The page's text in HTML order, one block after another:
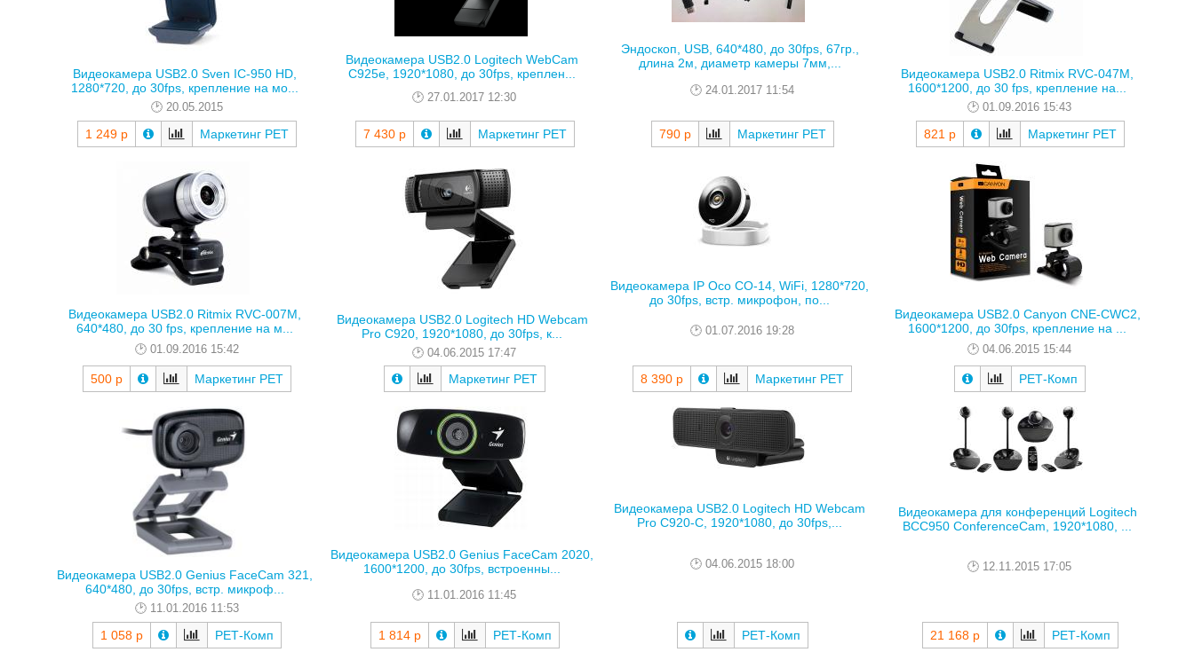
Видеокамера USB2.0 Sven IC-950 HD,
1280*720, до 30fps, крепление на мо...
20.05.2015
1 249 р Маркетинг РЕТ
Видеокамера USB2.0 Logitech WebCam
C925e, 1920*1080, до 30fps, креплен...
27.01.2017 12:30
7 430 р Маркетинг РЕТ
Эндоскоп, USB, 640*480, до 30fps, 67гр.,
длина 2м, диаметр камеры 7мм,...
24.01.2017 11:54
790 р Маркетинг РЕТ
Видеокамера USB2.0 Ritmix RVC-047M,
1600*1200, до 30 fps, крепление на...
01.09.2016 15:43
821 р Маркетинг РЕТ
Видеокамера USB2.0 Ritmix RVC-007M,
640*480, до 30 fps, крепление на м...
01.09.2016 15:42
500 р Маркетинг РЕТ
Видеокамера USB2.0 Logitech HD Webcam
Pro C920, 1920*1080, до 30fps, к...
04.06.2015 17:47
Маркетинг РЕТ
Видеокамера IP Oco CO-14, WiFi, 1280*720,
до 30fps, встр. микрофон, по...
01.07.2016 19:28
8 390 р Маркетинг РЕТ
Видеокамера USB2.0 Canyon CNE-CWC2,
1600*1200, до 30fps, крепление на ...
04.06.2015 15:44
РЕТ-Комп
Видеокамера USB2.0 Genius FaceCam 321,
640*480, до 30fps, встр. микроф...
11.01.2016 11:53
1 058 р РЕТ-Комп
Видеокамера USB2.0 Genius FaceCam 2020,
1600*1200, до 30fps, встроенны...
11.01.2016 11:45
1 814 р РЕТ-Комп
Видеокамера USB2.0 Logitech HD Webcam
Pro C920-C, 1920*1080, до 30fps,...
04.06.2015 18:00
РЕТ-Комп
Видеокамера для конференций Logitech
BCC950 ConferenceCam, 1920*1080, ...
12.11.2015 17:05
21 168 р РЕТ-Комп